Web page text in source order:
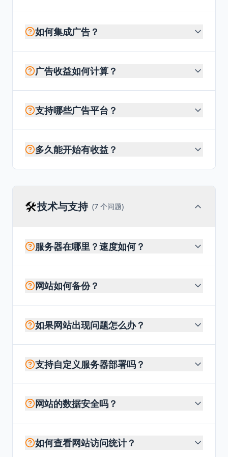
如何集成广告？
广告收益如何计算？
支持哪些广告平台？
多久能开始有收益？
🛠️技术与支持 (7 个问题)
服务器在哪里？速度如何？
网站如何备份？
如果网站出现问题怎么办？
支持自定义服务器部署吗？
网站的数据安全吗？
如何查看网站访问统计？